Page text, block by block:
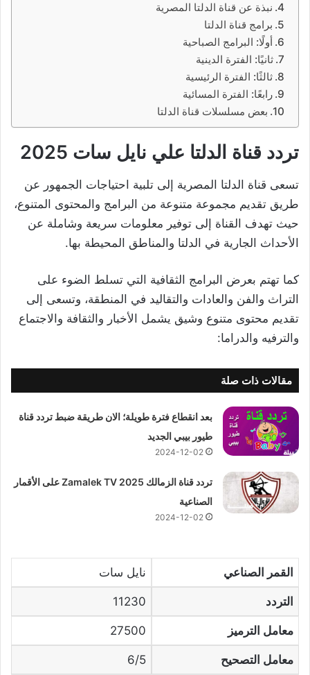
نبذة عن قناة الدلتا المصرية
برامج قناة الدلتا
أولًا: البرامج الصباحية
ثانيًا: الفترة الدينية
ثالثًا: الفترة الرئيسية
رابعًا: الفترة المسائية
بعض مسلسلات قناة الدلتا
تردد قناة الدلتا علي نايل سات 2025
تسعى قناة الدلتا المصرية إلى تلبية احتياجات الجمهور عن
طريق تقديم مجموعة متنوعة من البرامج والمحتوى المتنوع،
حيث تهدف القناة إلى توفير معلومات سريعة وشاملة عن
الأحداث الجارية في الدلتا والمناطق المحيطة بها.
كما تهتم بعرض البرامج الثقافية التي تسلط الضوء على
التراث والفن والعادات والتقاليد في المنطقة، وتسعى إلى
تقديم محتوى متنوع وشيق يشمل الأخبار والثقافة والاجتماع
والترفيه والدراما:
مقالات ذات صلة
بعد انقطاع فترة طويلة؛ الان طريقة ضبط تردد قناة
طيور بيبي الجديد
2024-12-02
تردد قناة الزمالك 2025 Zamalek TV على الأقمار
الصناعية
2024-12-02
القمر الصناعي نايل سات
التردد 11230
معامل الترميز 27500
معامل التصحيح 6/5